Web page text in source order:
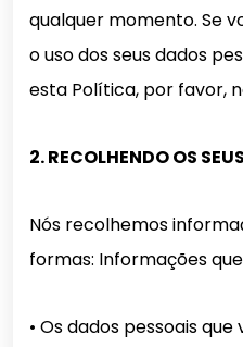
qualquer momento. Se
o uso dos seus dados
esta Política, por favor,
2. RECOLHENDO OS
Nós recolhemos
formas: Informações
• Os dados pessoais